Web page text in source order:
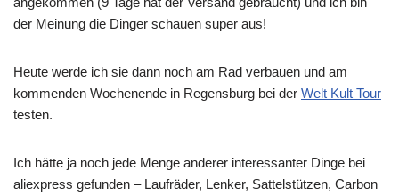
der Meinung die Dinger schauen super aus!
Heute werde ich sie dann noch am Rad verbauen und am
kommenden Wochenende in Regensburg bei der Welt Kult Tour
testen.
Ich hätte ja noch jede Menge anderer interessanter Dinge bei
aliexpress gefunden – Laufräder, Lenker, Sattelstützen, Carbon